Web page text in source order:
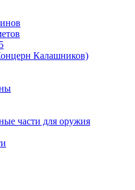
Калашников)
части для оружия